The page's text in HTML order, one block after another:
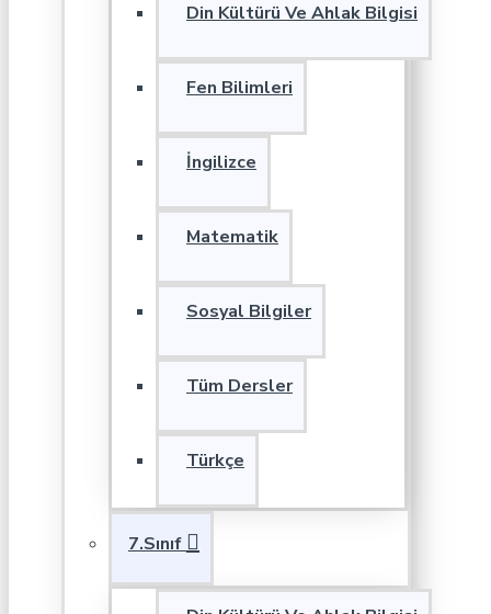
Din Kültürü Ve Ahlak Bilgisi
Fen Bilimleri
İngilizce
Matematik
Sosyal Bilgiler
Tüm Dersler
Türkçe
7.Sınıf